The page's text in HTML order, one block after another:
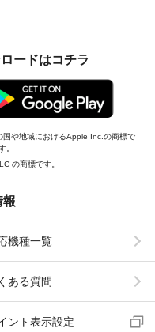
ードはコチラ
や地域におけるApple Inc.の商標で
。
の商標です。
報
機種一覧
ある質問
ント表示設定